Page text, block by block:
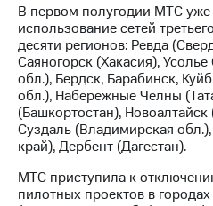
акций
Описание
Программа
приобретения
Порядок
выкупа
акций
Дивиденды
облигаций
В первом полугодии МТС уже
использование сетей
десяти регионов: Ревда
Саяногорск (Хакасия),
обл.), Бердск, Барабинск,
обл.), Набережные Челны
(Башкортостан),
Суздаль (Владимирская
край), Дербент (Дагестан).
МТС приступила к
пилотных проектов в